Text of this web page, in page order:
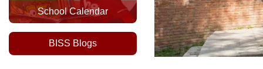
School Calendar
BISS Blogs